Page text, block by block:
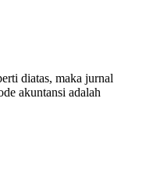
diatas, maka jurnal
akuntansi adalah